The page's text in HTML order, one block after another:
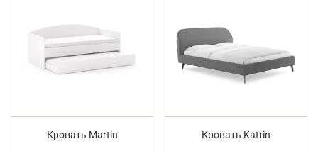
Кровать Martin Кровать Katrin